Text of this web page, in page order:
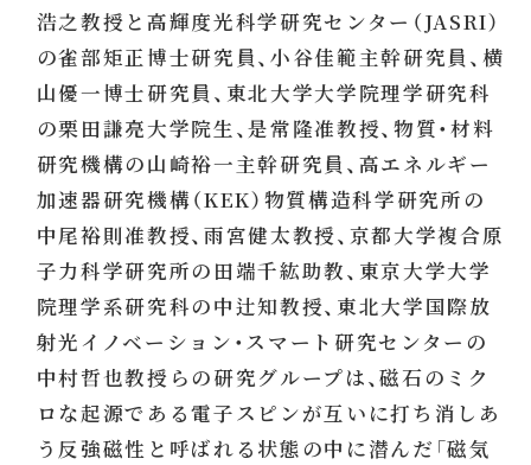
浩之教授と高輝度光科学研究センター（JASRI）
の雀部矩正博士研究員、小谷佳範主幹研究員、横
山優一博士研究員、東北大学大学院理学研究科
の栗田謙亮大学院生、是常隆准教授、物質・材料
研究機構の山崎裕一主幹研究員、高エネルギー
加速器研究機構（KEK）物質構造科学研究所の
中尾裕則准教授、雨宮健太教授、京都大学複合原
子力科学研究所の田端千紘助教、東京大学大学
院理学系研究科の中辻知教授、東北大学国際放
射光イノベーション・スマート研究センターの
中村哲也教授らの研究グループは、磁石のミク
ロな起源である電子スピンが互いに打ち消しあ
う反強磁性と呼ばれる状態の中に潜んだ「磁気